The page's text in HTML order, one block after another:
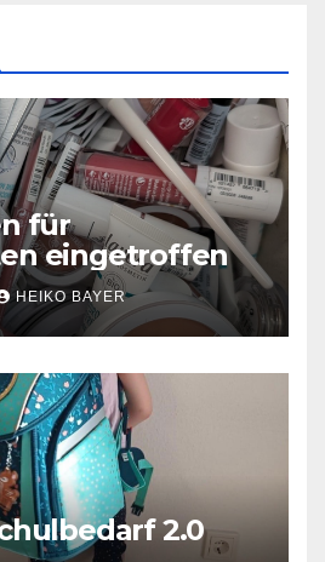
für
eingetroffen
HEIKO BAYER
2.0